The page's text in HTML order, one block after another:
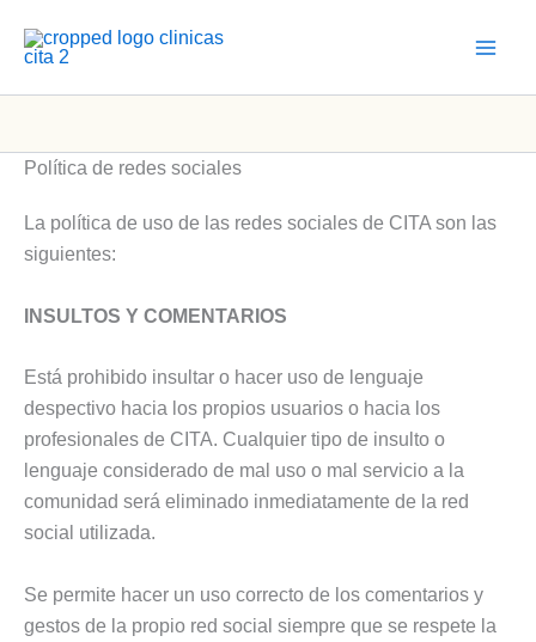
Política de redes sociales
La política de uso de las redes sociales de CITA son las
siguientes:
INSULTOS Y COMENTARIOS
Está prohibido insultar o hacer uso de lenguaje
despectivo hacia los propios usuarios o hacia los
profesionales de CITA. Cualquier tipo de insulto o
lenguaje considerado de mal uso o mal servicio a la
comunidad será eliminado inmediatamente de la red
social utilizada.
Se permite hacer un uso correcto de los comentarios y
gestos de la propio red social siempre que se respete la